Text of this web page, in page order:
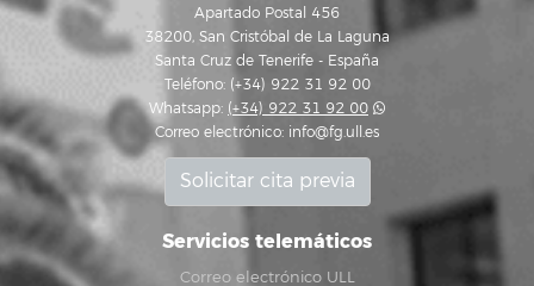
Apartado Postal 456
38200, San Cristóbal de La Laguna
Santa Cruz de Tenerife - España
Teléfono: (+34) 922 31 92 00
Whatsapp: (+34) 922 31 92 00
Correo electrónico: info@fg.ull.es
Solicitar cita previa
Servicios telemáticos
Correo electrónico ULL